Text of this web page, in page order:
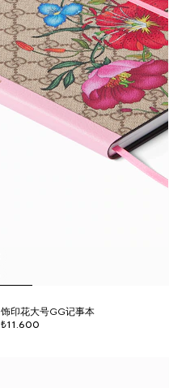
饰印花大号GG记事本
₺11.600